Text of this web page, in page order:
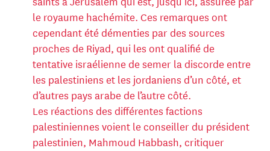
le royaume hachémite. Ces remarques ont
cependant été démenties par des sources
proches de Riyad, qui les ont qualifié de
tentative israélienne de semer la discorde entre
les palestiniens et les jordaniens d’un côté, et
d’autres pays arabe de l’autre côté.
Les réactions des différentes factions
palestiniennes voient le conseiller du président
palestinien, Mahmoud Habbash, critiquer